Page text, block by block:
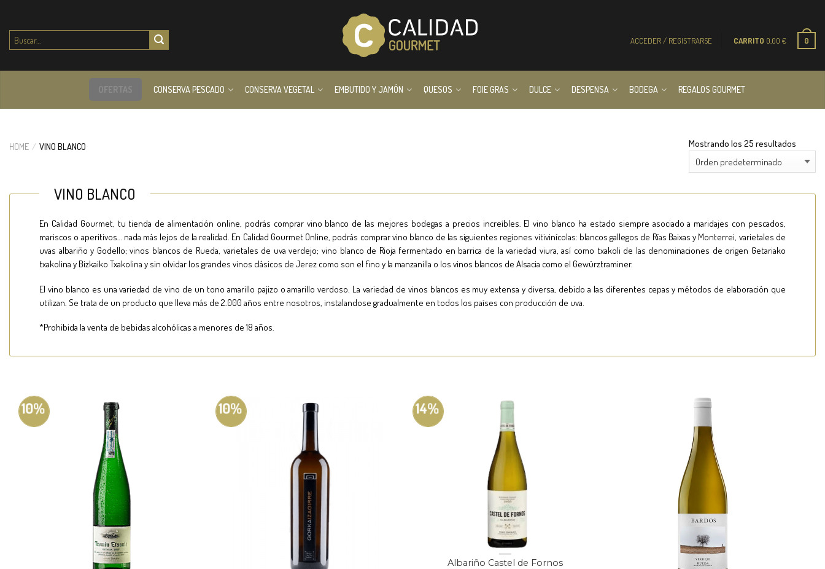
Buscar
por: ACCEDER / REGISTRARSE CARRITO 0,00 € 0
CONSERVA PESCADO CONSERVA VEGETAL EMBUTIDO Y JAMÓN QUESOS FOIE GRAS DULCE DESPENSA BODEGA REGALOS GOURMET
HOME / VINO BLANCO Mostrando los 25 resultados
VINO BLANCO
En Calidad Gourmet, tu tienda de alimentación online, podrás comprar vino blanco de las mejores bodegas a precios increíbles. El vino blanco ha estado siempre asociado a maridajes con pescados,
mariscos o aperitivos… nada más lejos de la realidad. En Calidad Gourmet Online, podrás comprar vino blanco de las siguientes regiones vitivinícolas: blancos gallegos de Rías Baixas y Monterrei, varietales de
uvas albariño y Godello; vinos blancos de Rueda, varietales de uva verdejo; vino blanco de Rioja fermentado en barrica de la variedad viura, así como txakoli de las denominaciones de origen Getariako
txakolina y Bizkaiko Txakolina y sin olvidar los grandes vinos clásicos de Jerez como son el fino y la manzanilla o los vinos blancos de Alsacia como el Gewürztraminer.
El vino blanco es una variedad de vino de un tono amarillo pajizo o amarillo verdoso. La variedad de vinos blancos es muy extensa y diversa, debido a las diferentes cepas y métodos de elaboración que
utilizan. Se trata de un producto que lleva más de 2.000 años entre nosotros, instalandose gradualmente en todos los países con producción de uva.
*Prohibida la venta de bebidas alcohólicas a menores de 18 años.
10% 10% 14%
Albariño Castel de Fornos